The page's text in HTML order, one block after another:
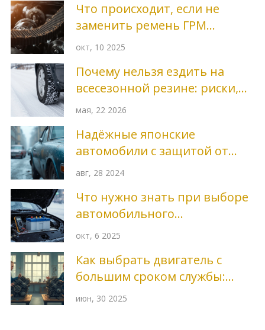
Что происходит, если не
заменить ремень ГРМ
вовремя?
окт, 10 2025
Почему нельзя ездить на
всесезонной резине: риски,
мифы и реальность
мая, 22 2026
Надёжные японские
автомобили с защитой от
коррозии
авг, 28 2024
Что нужно знать при выборе
автомобильного
аккумулятора
окт, 6 2025
Как выбрать двигатель с
большим сроком службы:
секреты надежности и
июн, 30 2025